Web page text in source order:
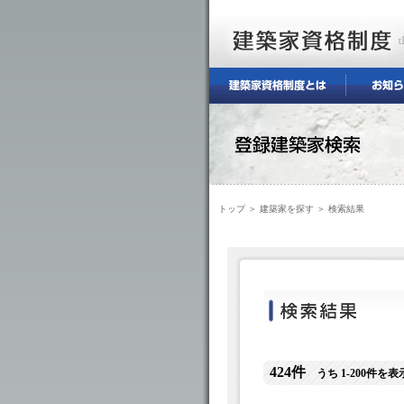
トップ＞ 建築家を探す ＞ 検索結果
424件うち 1-200件を表